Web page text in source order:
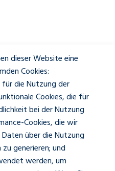
dieser Website eine
Cookies:
die Nutzung der
Cookies, die für
bei der Nutzung
Cookies, die wir
über die Nutzung
generieren; und
werden, um